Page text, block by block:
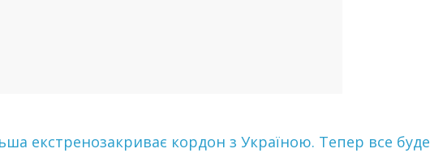
екстренозакриває кордон з Україною. Тепер все буде